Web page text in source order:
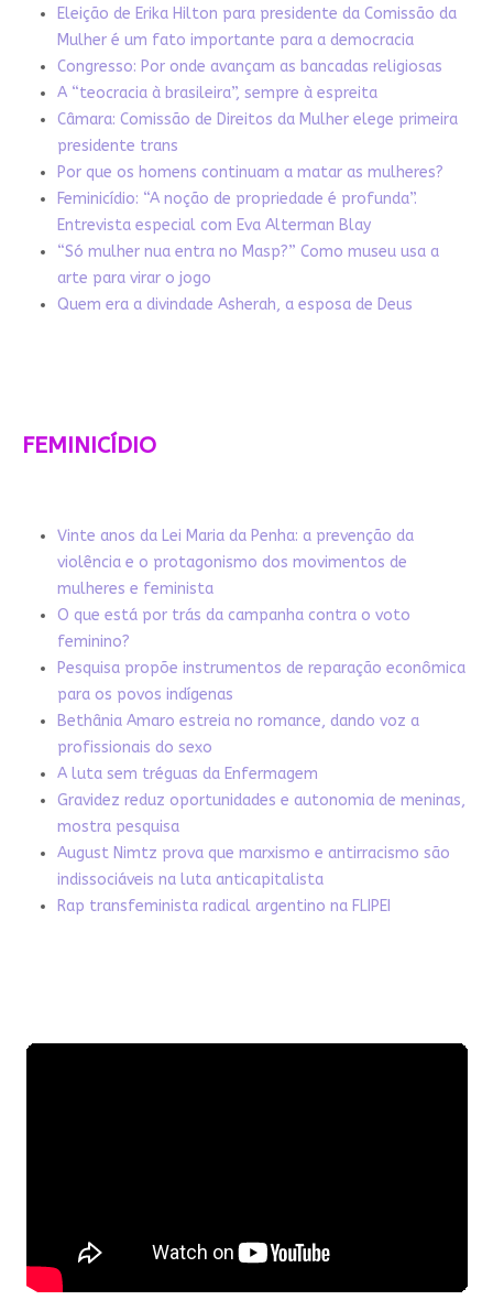
Eleição de Erika Hilton para presidente da Comissão da
Mulher é um fato importante para a democracia
Congresso: Por onde avançam as bancadas religiosas
A “teocracia à brasileira”, sempre à espreita
Câmara: Comissão de Direitos da Mulher elege primeira
presidente trans
Por que os homens continuam a matar as mulheres?
Feminicídio: “A noção de propriedade é profunda”.
Entrevista especial com Eva Alterman Blay
“Só mulher nua entra no Masp?” Como museu usa a
arte para virar o jogo
Quem era a divindade Asherah, a esposa de Deus
FEMINICÍDIO
Vinte anos da Lei Maria da Penha: a prevenção da
violência e o protagonismo dos movimentos de
mulheres e feminista
O que está por trás da campanha contra o voto
feminino?
Pesquisa propõe instrumentos de reparação econômica
para os povos indígenas
Bethânia Amaro estreia no romance, dando voz a
profissionais do sexo
A luta sem tréguas da Enfermagem
Gravidez reduz oportunidades e autonomia de meninas,
mostra pesquisa
August Nimtz prova que marxismo e antirracismo são
indissociáveis na luta anticapitalista
Rap transfeminista radical argentino na FLIPEI